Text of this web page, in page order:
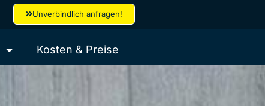
Unverbindlich anfragen!
Kosten & Preise